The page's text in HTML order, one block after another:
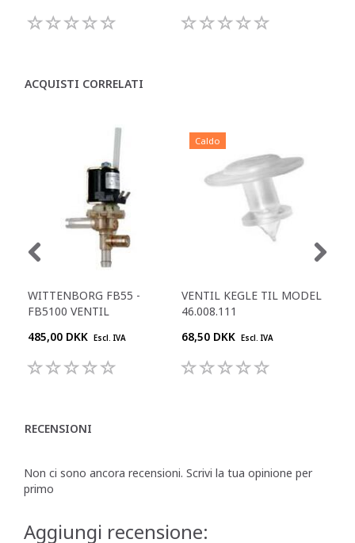
ACQUISTI CORRELATI
WITTENBORG FB55 -
FB5100 VENTIL
485,00 DKK Escl. IVA
Caldo
VENTIL KEGLE TIL MODEL
46.008.111
68,50 DKK Escl. IVA
RECENSIONI
Non ci sono ancora recensioni. Scrivi la tua opinione per
primo
Aggiungi recensione: